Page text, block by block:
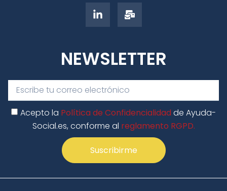
NEWSLETTER
Acepto la Política de Confidencialidad de Ayuda-
Social.es, conforme al reglamento RGPD.
Suscribirme